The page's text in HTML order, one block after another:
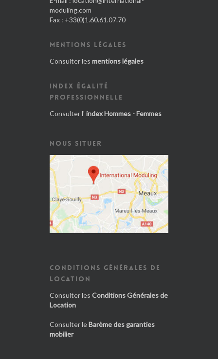
moduling.com
Fax : +33(0)1.60.61.07.70
MENTIONS LÉGALES
Consulter les mentions légales
INDEX ÉGALITÉ
PROFESSIONNELLE
Consulter l' index Hommes - Femmes
NOUS SITUER
CONDITIONS GÉNÉRALES DE
LOCATION
Consulter les Conditions Générales de
Location
Consulter leBarème des garanties
mobilier